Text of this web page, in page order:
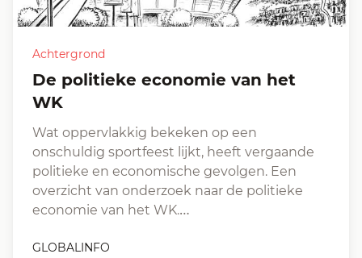
Achtergrond
De politieke economie van het
WK
Wat oppervlakkig bekeken op een
onschuldig sportfeest lijkt, heeft vergaande
politieke en economische gevolgen. Een
overzicht van onderzoek naar de politieke
economie van het WK.…
GLOBALINFO